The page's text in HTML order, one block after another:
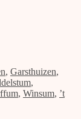
, Garsthuizen,
,
, Winsum, ’t